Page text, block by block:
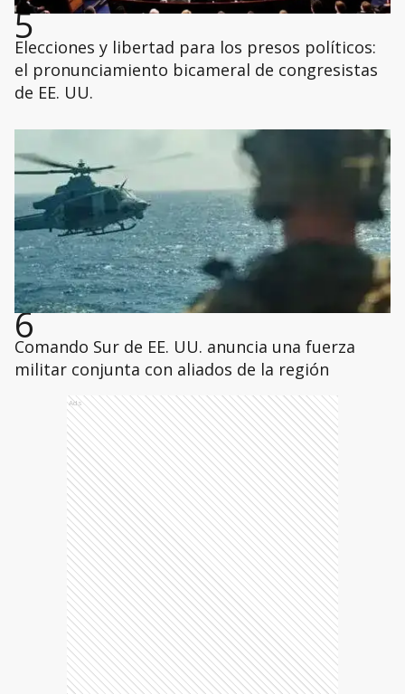
5
Elecciones y libertad para los presos políticos:
el pronunciamiento bicameral de congresistas
de EE. UU.
6
Comando Sur de EE. UU. anuncia una fuerza
militar conjunta con aliados de la región
Ads